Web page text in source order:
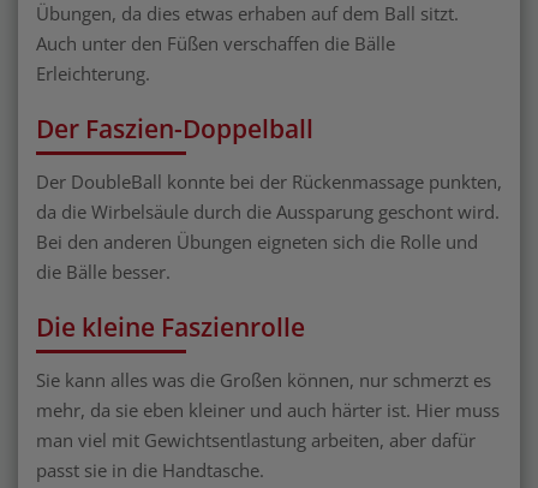
Übungen, da dies etwas erhaben auf dem Ball sitzt.
Auch unter den Füßen verschaffen die Bälle
Erleichterung.
Der Faszien-Doppelball
Der DoubleBall konnte bei der Rückenmassage punkten,
da die Wirbelsäule durch die Aussparung geschont wird.
Bei den anderen Übungen eigneten sich die Rolle und
die Bälle besser.
Die kleine Faszienrolle
Sie kann alles was die Großen können, nur schmerzt es
mehr, da sie eben kleiner und auch härter ist. Hier muss
man viel mit Gewichtsentlastung arbeiten, aber dafür
passt sie in die Handtasche.